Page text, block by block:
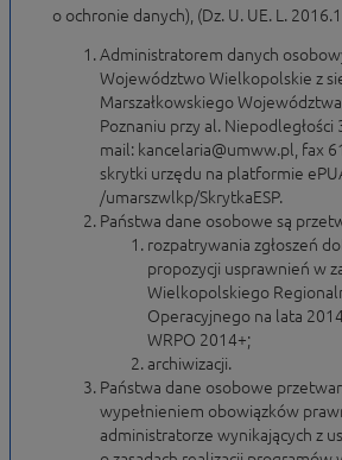
o ochronie danych), (Dz. U. UE. L.
Administratorem danych
Województwo Wielkopolskie z
Marszałkowskiego
Poznaniu przy al. Niepodległości
mail: kancelaria@umww.pl, fax
skrytki urzędu na platformie
/umarszwlkp/SkrytkaESP.
Państwa dane osobowe są
rozpatrywania zgłoszeń
propozycji usprawnień w
Wielkopolskiego
Operacyjnego na lata
WRPO 2014+;
archiwizacji.
Państwa dane osobowe
wypełnieniem obowiązków
administratorze wynikających z